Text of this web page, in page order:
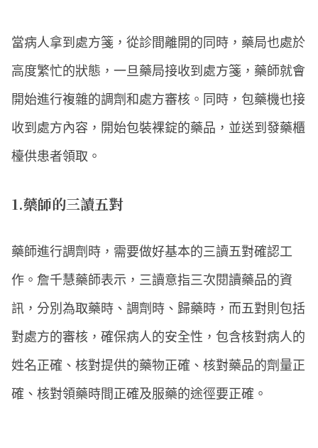
當病人拿到處方箋，從診間離開的同時，藥局也處於
高度繁忙的狀態，一旦藥局接收到處方箋，藥師就會
開始進行複雜的調劑和處方審核。同時，包藥機也接
收到處方內容，開始包裝裸錠的藥品，並送到發藥櫃
檯供患者領取。
1.藥師的三讀五對
藥師進行調劑時，需要做好基本的三讀五對確認工
作。詹千慧藥師表示，三讀意指三次閱讀藥品的資
訊，分別為取藥時、調劑時、歸藥時，而五對則包括
對處方的審核，確保病人的安全性，包含核對病人的
姓名正確、核對提供的藥物正確、核對藥品的劑量正
確、核對領藥時間正確及服藥的途徑要正確。